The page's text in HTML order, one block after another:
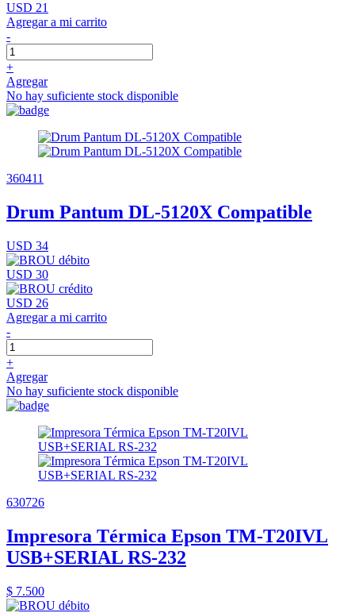
USD 21
Agregar a mi carrito
-
+
Agregar
No hay suficiente stock disponible
360411
Drum Pantum DL-5120X Compatible
USD 34
USD 30
USD 26
Agregar a mi carrito
-
+
Agregar
No hay suficiente stock disponible
630726
Impresora Térmica Epson TM-T20IVL
USB+SERIAL RS-232
$ 7.500